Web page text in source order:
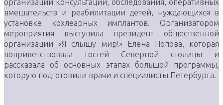
организации консультаций, обследования, оперативных
вмешательств и реабилитации детей, нуждающихся в
установке кохлеарных имплантов. Организатором
мероприятия выступила президент общественной
организации «Я слышу мир!» Елена Попова, которая
поприветствовала гостей Северной столицы и
рассказала об основных этапах большой программы,
которую подготовили врачи и специалисты Петербурга.